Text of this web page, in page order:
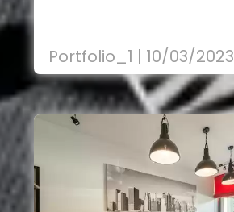
Portfolio_1 | 10/03/2023